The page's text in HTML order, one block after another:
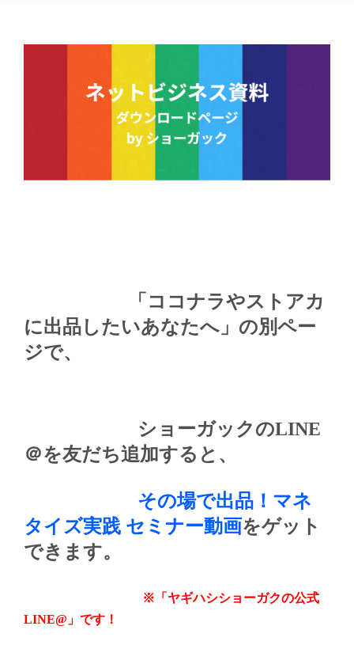
「ココナラやストアカ
に出品したいあなたへ」の別ペー
ジで、
ショーガックのLINE
＠を友だち追加すると、
その場で出品！マネ
タイズ実践 セミナー動画をゲット
できます。
※「ヤギハシショーガクの公式
LINE@」です！